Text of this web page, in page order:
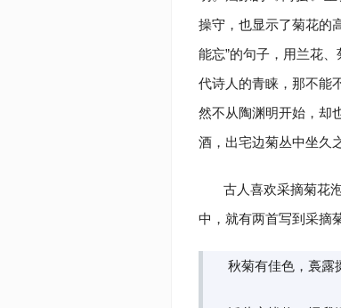
操守，也显示了菊花的
能忘”的句子，用兰花
代诗人的青睐，那不能
然不从陶渊明开始，却
酒，出宅边菊丛中坐久
古人喜欢采摘菊花
中，就有两首写到采摘
秋菊有佳色，裛露